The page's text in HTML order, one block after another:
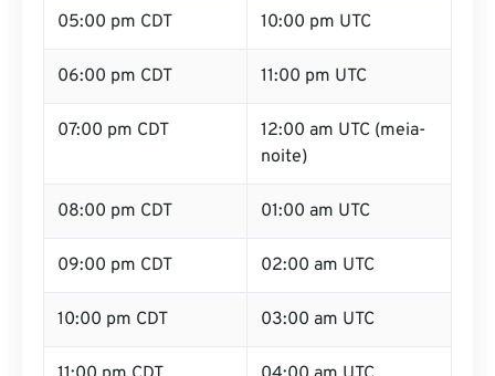
05:00 pm CDT 10:00 pm UTC
06:00 pm CDT 11:00 pm UTC
07:00 pm CDT
12:00 am UTC (meia-
noite)
08:00 pm CDT 01:00 am UTC
09:00 pm CDT 02:00 am UTC
10:00 pm CDT 03:00 am UTC